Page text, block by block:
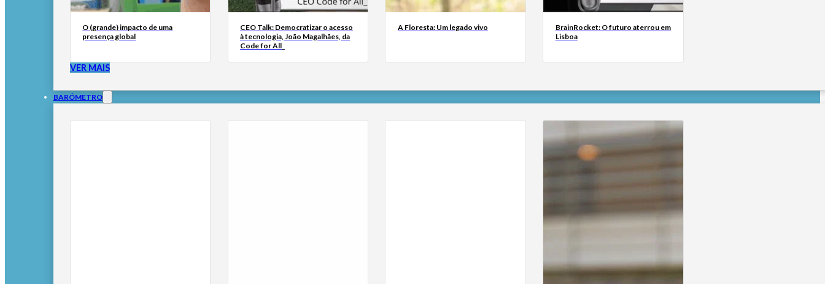
O (grande) impacto de uma
presença global
CEO Talk: Democratizar o acesso
à tecnologia, João Magalhães, da
Code for All_
A Floresta: Um legado vivo
BrainRocket: O futuro aterrou em
Lisboa
VER MAIS
BARÓMETRO